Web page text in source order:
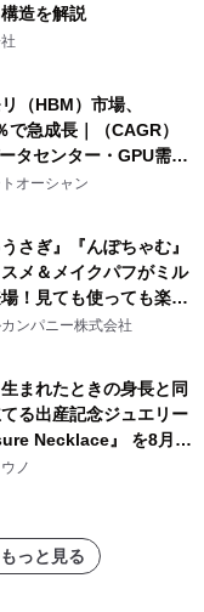
造を解説
（HBM）市場、
急成長｜（CAGR）
タセンター・GPU需要
市場成長を牽引
オーシャン
さぎ』『んぽちゃむ』
メ＆メイクパフがミル
！見ても使っても楽し
ュートなコレクショ
ンパニー株式会社
まれたときの身長と同
る出産記念ジュエリー
Necklace』 を8月14
ノ
っと見る